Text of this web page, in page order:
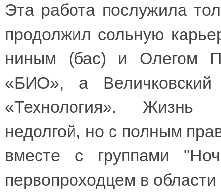
Эта работа послужила
продолжил сольную
ниным (бас) и Олегом
«БИО», а
«Технология». Жизнь
недолгой, но с полным
вместе с группами
первопроходцем в